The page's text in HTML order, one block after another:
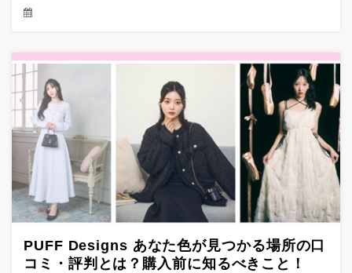
PUFF Designs あなた色が見つかる場所の口
コミ・評判とは？購入前に知るべきこと！